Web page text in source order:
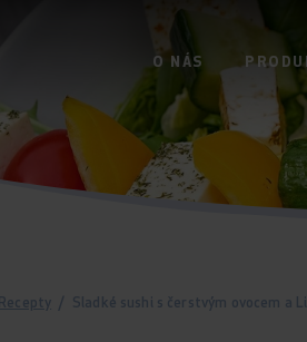
O NÁS
Recepty / Sladké sushi s čerstvým ovocem a